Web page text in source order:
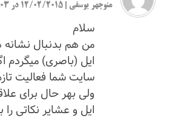
منوچهر یوسفی |12/02/2015 در 18:03
من هم بدنبال نشانه های گذشته
ایل (باصری) میگردم اگرچه ظاهرا
سایت شما فعالیت تازه ای ندارد
ولی بهر حال برای علاقه مندان به
ایل و عشایر نکاتی را با اجازه یاد اور